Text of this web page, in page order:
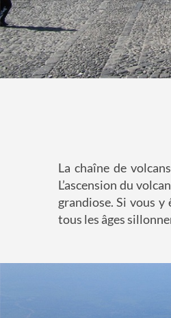
La chaîne de
L’ascension du
grandiose. Si vous
tous les âges